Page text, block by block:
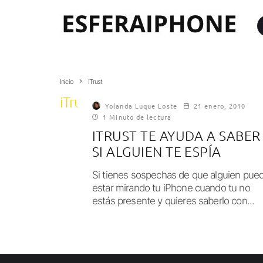
Inicio iTrust
iTrust Yolanda Luque Loste
21 enero, 2010
1 Minuto de lectura
ITRUST TE AYUDA A SABER
SI ALGUIEN TE ESPÍA
Si tienes sospechas de que alguien
estar mirando tu iPhone cuando tu no
estás presente y quieres saberlo con...